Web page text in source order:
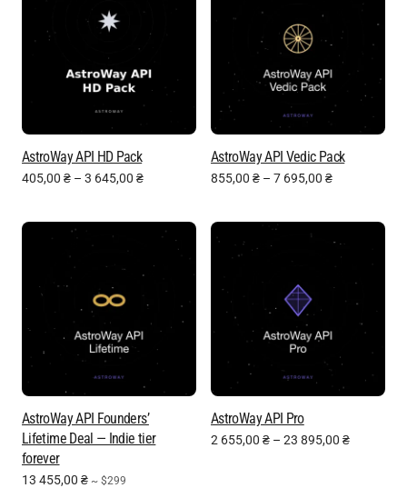
AstroWay API HD Pack
405,00 ₴ – 3 645,00 ₴
AstroWay API Vedic Pack
855,00 ₴ – 7 695,00 ₴
AstroWay API Founders’
Lifetime Deal — Indie tier
forever
13 455,00 ₴ ~ $299
AstroWay API Pro
2 655,00 ₴ – 23 895,00 ₴